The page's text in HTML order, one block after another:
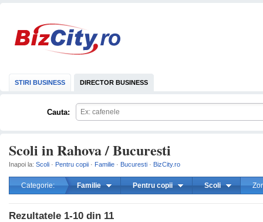
STIRI BUSINESS DIRECTOR BUSINESS
Cauta:
Scoli in Rahova / Bucuresti
Inapoi la: Scoli · Pentru copii · Familie · Bucuresti · BizCity.ro
Categorie: Familie Pentru copii Scoli
Rezultatele 1-10 din 11